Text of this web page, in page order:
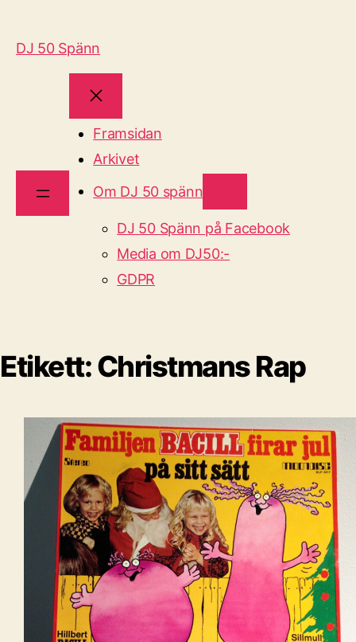
DJ 50 Spänn
Framsidan
Arkivet
Om DJ 50 spänn
DJ 50 Spänn på Facebook
Media om DJ50:-
GDPR
Etikett:Christmans Rap